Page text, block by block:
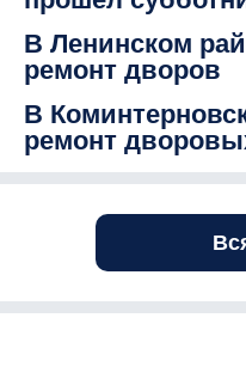
В Ленинском
ремонт дворов
В
ремонт